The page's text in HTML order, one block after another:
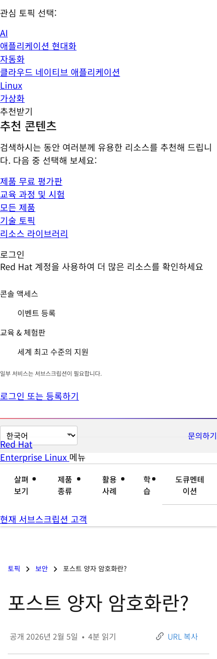
관심 토픽 선택:
AI
애플리케이션 현대화
자동화
클라우드 네이티브 애플리케이션
Linux
가상화
추천받기
추천 콘텐츠
검색하시는 동안 여러분께 유용한 리소스를 추천해 드립니
다. 다음 중 선택해 보세요:
제품 무료 평가판
교육 과정 및 시험
모든 제품
기술 토픽
리소스 라이브러리
로그인
Red Hat 계정을 사용하여 더 많은 리소스를 확인하세요
콘솔 액세스
이벤트 등록
교육 & 체험판
세계 최고 수준의 지원
일부 서비스는 서브스크립션이 필요합니다.
로그인 또는 등록하기
페
이
지
문의하기
Red Hat
Enterprise Linux 메뉴
살펴
보기
제품
종류
활용
사례
학
습
도큐멘테
이션
현재 서브스크립션 고객
토픽 보안 포스트 양자 암호화란?
포스트 양자 암호화란?
공개 2026년 2월 5일 • 4분 읽기 URL 복사